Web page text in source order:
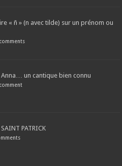
« ñ » (n avec tilde) sur un prénom ou
un cantique bien connu
PATRICK